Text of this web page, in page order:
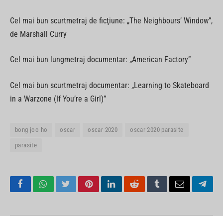
Cel mai bun scurtmetraj de ficţiune: „The Neighbours’ Window”,
de Marshall Curry
Cel mai bun lungmetraj documentar: „American Factory”
Cel mai bun scurtmetraj documentar: „Learning to Skateboard
in a Warzone (If You’re a Girl)”
bong joo ho oscar oscar 2020 oscar 2020 parasite
parasite
FacebookWhatsApp
TwitterPinterestLinkedInRedditTumblrEmail